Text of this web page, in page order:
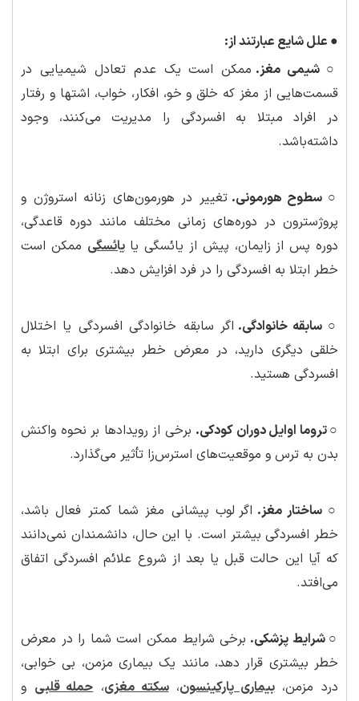
● علل شایع عبارتند از:
○ شیمی مغز. ممکن است یک عدم تعادل شیمیایی در
قسمت‌هایی از مغز که خلق و خو، افکار، خواب، اشتها و رفتار
در افراد مبتلا به افسردگی را مدیریت می‌کنند، وجود
داشته‌باشد.
○ سطوح هورمونی. تغییر در هورمون‌های زنانه استروژن و
پروژسترون در دوره‌های زمانی مختلف مانند دوره قاعدگی،
دوره پس از زایمان، پیش از یائسگی یایائسگی ممکن است
خطر ابتلا به افسردگی را در فرد افزایش دهد.
○ سابقه خانوادگی. اگر سابقه خانوادگی افسردگی یا اختلال
خلقی دیگری دارید، در معرض خطر بیشتری برای ابتلا به
افسردگی هستید.
○ تروما اوایل دوران کودکی. برخی از رویدادها بر نحوه واکنش
بدن به ترس و موقعیت‌های استرس‌زا تأثیر می‌گذارد.
○ ساختار مغز. اگر لوب پیشانی مغز شما کمتر فعال باشد،
خطر افسردگی بیشتر است. با این حال، دانشمندان نمی‌دانند
که آیا این حالت قبل یا بعد از شروع علائم افسردگی اتفاق
می‌افتد.
○ شرایط پزشکی. برخی شرایط ممکن است شما را در معرض
خطر بیشتری قرار دهد، مانند یک بیماری مزمن، بی خوابی،
درد مزمن،بیماری پارکینسون،سکته مغزی،حمله قلبی و